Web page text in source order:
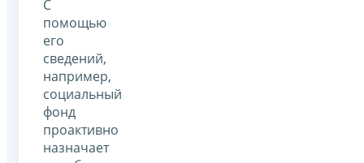
С
помощью
его
сведений,
например,
социальный
фонд
проактивно
назначает